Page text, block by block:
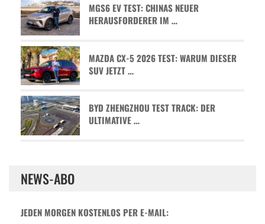
MGS6 EV TEST: CHINAS NEUER
HERAUSFORDERER IM …
MAZDA CX-5 2026 TEST: WARUM DIESER
SUV JETZT …
BYD ZHENGZHOU TEST TRACK: DER
ULTIMATIVE …
NEWS-ABO
JEDEN MORGEN KOSTENLOS PER E-MAIL: